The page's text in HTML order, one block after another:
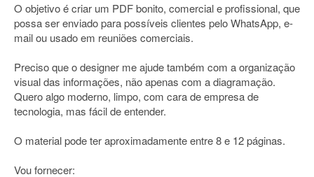
O objetivo é criar um PDF bonito, comercial e profissional, que
possa ser enviado para possíveis clientes pelo WhatsApp, e-
mail ou usado em reuniões comerciais.
Preciso que o designer me ajude também com a organização
visual das informações, não apenas com a diagramação.
Quero algo moderno, limpo, com cara de empresa de
tecnologia, mas fácil de entender.
O material pode ter aproximadamente entre 8 e 12 páginas.
Vou fornecer: